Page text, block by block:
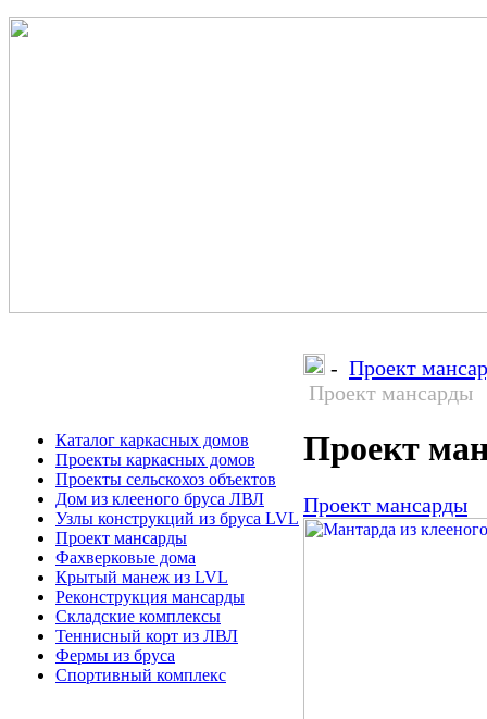
Каталог каркасных домов
Проекты каркасных домов
Проекты сельскохоз объектов
Дом из клееного бруса ЛВЛ
Узлы конструкций из бруса LVL
Проект мансарды
Фахверковые дома
Крытый манеж из LVL
Реконструкция мансарды
Складские комплексы
Теннисный корт из ЛВЛ
Фермы из бруса
Спортивный комплекс
- Проект
Проект мансарды
Проект
Проект мансарды